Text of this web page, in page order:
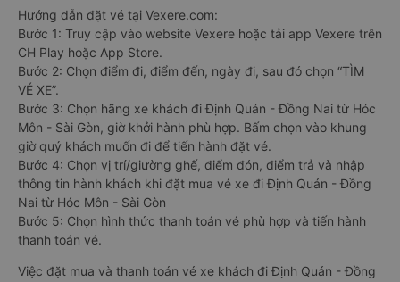
Hướng dẫn đặt vé tại Vexere.com:
Bước 1: Truy cập vào website Vexere hoặc tải app Vexere trên
CH Play hoặc App Store.
Bước 2: Chọn điểm đi, điểm đến, ngày đi, sau đó chọn “TÌM
VÉ XE”.
Bước 3: Chọn hãng xe khách đi Định Quán - Đồng Nai từ Hóc
Môn - Sài Gòn, giờ khởi hành phù hợp. Bấm chọn vào khung
giờ quý khách muốn đi để tiến hành đặt vé.
Bước 4: Chọn vị trí/giường ghế, điểm đón, điểm trả và nhập
thông tin hành khách khi đặt mua vé xe đi Định Quán - Đồng
Nai từ Hóc Môn - Sài Gòn
Bước 5: Chọn hình thức thanh toán vé phù hợp và tiến hành
thanh toán vé.
Việc đặt mua và thanh toán vé xe khách đi Định Quán - Đồng